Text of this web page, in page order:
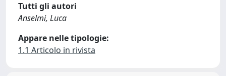
Tutti gli autori
Anselmi, Luca
Appare nelle tipologie:
1.1 Articolo in rivista